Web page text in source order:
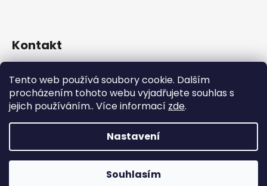
Tento web používá soubory cookie. Dalším
procházením tohoto webu vyjadřujete souhlas s
jejich používáním.. Více informací zde.
Nastavení
Souhlasím
Kontakt
774 067 010
774 067 010
facebook.com/www.cibulkyzholandska.cz
Copyright 2026--- Cibulky z Holandska ---. Všechna
práva vyhrazena.